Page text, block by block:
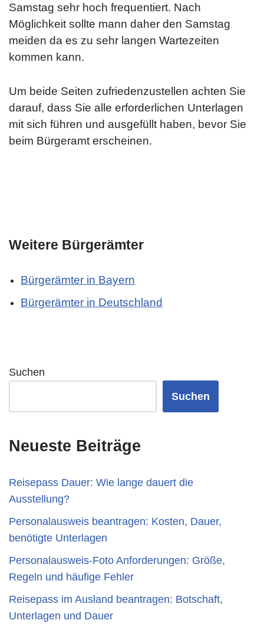
Samstag sehr hoch frequentiert. Nach
Möglichkeit sollte mann daher den Samstag
meiden da es zu sehr langen Wartezeiten
kommen kann.
Um beide Seiten zufriedenzustellen achten Sie
darauf, dass Sie alle erforderlichen Unterlagen
mit sich führen und ausgefüllt haben, bevor Sie
beim Bürgeramt erscheinen.
Weitere Bürgerämter
Bürgerämter in Bayern
Bürgerämter in Deutschland
Suchen
Suchen
Neueste Beiträge
Reisepass Dauer: Wie lange dauert die
Ausstellung?
Personalausweis beantragen: Kosten, Dauer,
benötigte Unterlagen
Personalausweis-Foto Anforderungen: Größe,
Regeln und häufige Fehler
Reisepass im Ausland beantragen: Botschaft,
Unterlagen und Dauer